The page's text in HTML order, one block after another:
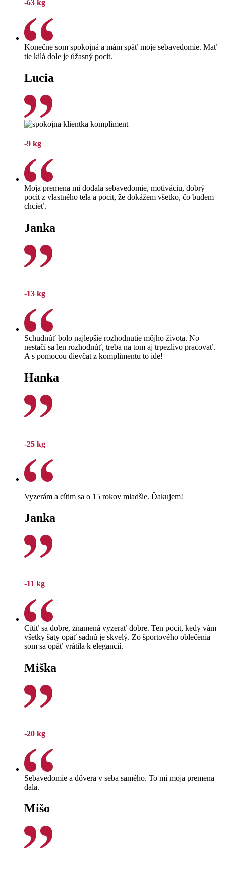
-63 kg
Konečne som spokojná a mám späť moje sebavedomie. Mať
tie kilá dole je úžasný pocit.
Lucia
-9 kg
Moja premena mi dodala sebavedomie, motiváciu, dobrý
pocit z vlastného tela a pocit, že dokážem všetko, čo budem
chcieť.
Janka
-13 kg
Schudnúť bolo najlepšie rozhodnutie môjho života. No
nestačí sa len rozhodnúť, treba na tom aj trpezlivo pracovať.
A s pomocou dievčat z komplimentu to ide!
Hanka
-25 kg
Vyzerám a cítim sa o 15 rokov mladšie. Ďakujem!
Janka
-11 kg
Cítiť sa dobre, znamená vyzerať dobre. Ten pocit, kedy vám
všetky šaty opäť sadnú je skvelý. Zo športového oblečenia
som sa opäť vrátila k elegancií.
Miška
-20 kg
Sebavedomie a dôvera v seba samého. To mi moja premena
dala.
Mišo